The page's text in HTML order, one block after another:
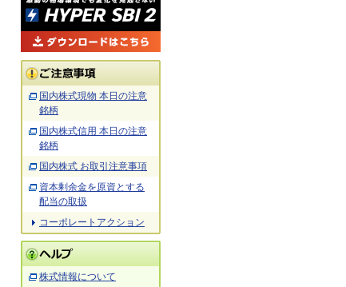
国内株式現物 本日の注意
銘柄
国内株式信用 本日の注意
銘柄
国内株式 お取引注意事項
資本剰余金を原資とする
配当の取扱
コーポレートアクション
株式情報について